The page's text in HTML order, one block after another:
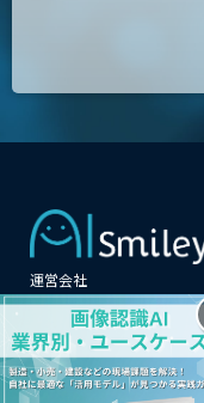
運営会社
よくある質問
メールマガジン登録
情報提供はこちらから